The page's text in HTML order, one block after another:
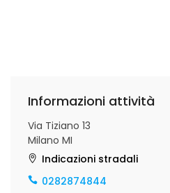
Informazioni attività
Via Tiziano 13
Milano MI
Indicazioni stradali
0282874844